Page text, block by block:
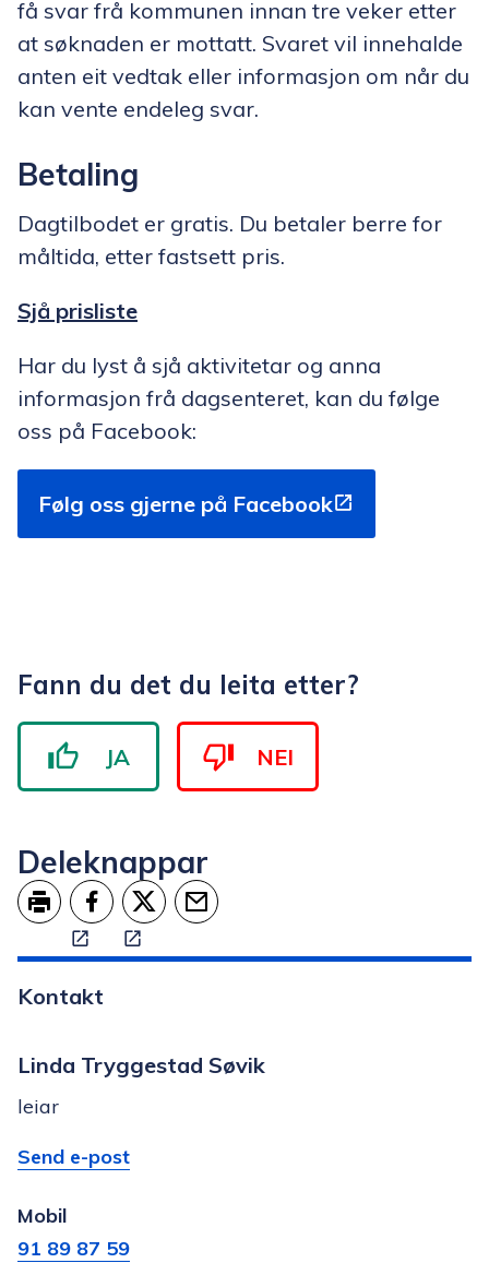
få svar frå kommunen innan tre veker etter
at søknaden er mottatt. Svaret vil innehalde
anten eit vedtak eller informasjon om når du
kan vente endeleg svar.
Betaling
Dagtilbodet er gratis. Du betaler berre for
måltida, etter fastsett pris.
Sjå prisliste
Har du lyst å sjå aktivitetar og anna
informasjon frå dagsenteret, kan du følge
oss på Facebook:
Følg oss gjerne på Facebook
Fann du det du leita etter?
JA NEI
Deleknappar
Skriv utDel på Facebook
Del på Twitter
Kontakt
Linda Tryggestad Søvik
leiar
E-
Send e-posttil
Søvik
Mobil
91 89 87 59